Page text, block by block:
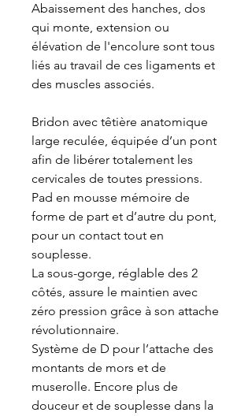
Abaissement des hanches, dos
qui monte, extension ou
élévation de l'encolure sont tous
liés au travail de ces ligaments et
des muscles associés.
Bridon avec têtière anatomique
large reculée, équipée d’un pont
afin de libérer totalement les
cervicales de toutes pressions.
Pad en mousse mémoire de
forme de part et d’autre du pont,
pour un contact tout en
souplesse.
La sous-gorge, réglable des 2
côtés, assure le maintien avec
zéro pression grâce à son attache
révolutionnaire.
Système de D pour l’attache des
montants de mors et de
muserolle. Encore plus de
douceur et de souplesse dans la